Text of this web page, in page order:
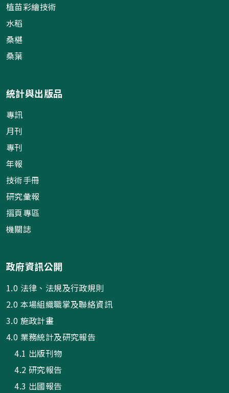
植苗彩繪技術
水稻
桑椹
桑葉
統計與出版品
專訊
月刊
專刊
年報
技術手冊
研究彙報
摺頁專區
機關誌
政府資訊公開
1.0 法律、法規及行政規則
2.0 本場組織職掌及聯絡資訊
3.0 施政計畫
4.0 業務統計及研究報告
4.1 出版刊物
4.2 研究報告
4.3 出國報告